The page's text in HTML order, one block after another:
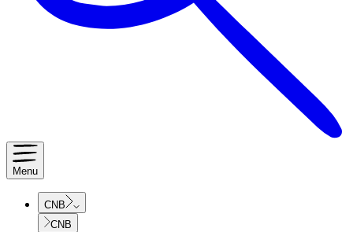
Menu
CNB
CNB